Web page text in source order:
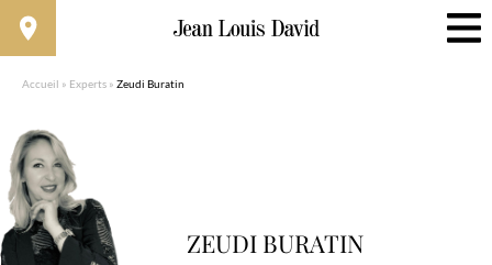
Accueil » Experts » Zeudi Buratin
ZEUDI BURATIN